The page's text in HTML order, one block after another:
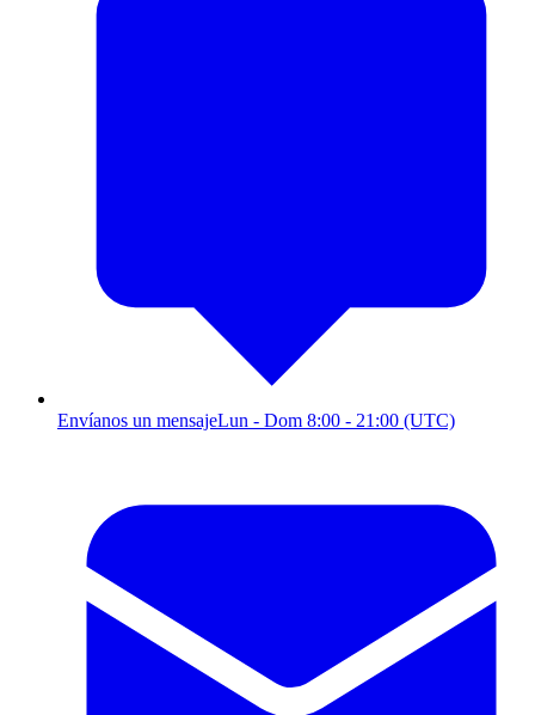
Envíanos un mensajeLun - Dom 8:00 - 21:00 (UTC)